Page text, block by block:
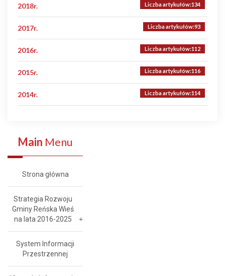
2018r. Liczba artykułów:134
2017r. Liczba artykułów:93
2016r. Liczba artykułów:112
2015r. Liczba artykułów:116
2014r. Liczba artykułów:114
Main Menu
Strona główna
Strategia Rozwoju
Gminy Reńska Wieś
na lata 2016-2025
System Informacji
Przestrzennej